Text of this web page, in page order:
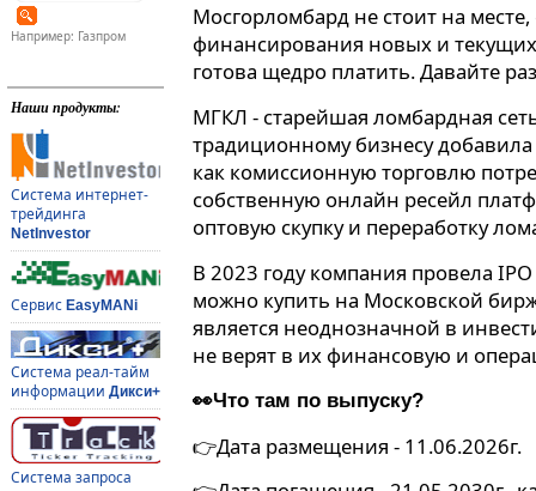
Например: Газпром
Наши продукты:
Система интернет-
трейдинга
NetInvestor
Сервис EasyMANi
Система реал-тайм
информации Дикси+
Система запроса
Мосгорломбард не стоит на
финансирования новых и
готова щедро платить. Давайте
МГКЛ - старейшая ломбардная
традиционному бизнесу
как комиссионную торговлю
собственную онлайн ресейл
оптовую скупку и переработку
В 2023 году компания провела
можно купить на Московской
является неоднозначной в
не верят в их финансовую и
👀Что там по выпуску?
👉Дата размещения - 11.06.2026г.